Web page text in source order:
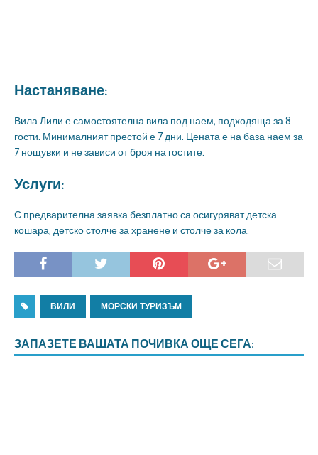
Настаняване:
Вила Лили е самостоятелна вила под наем, подходяща за 8
гости. Минималният престой е 7 дни. Цената е на база наем за
7 нощувки и не зависи от броя на гостите.
Услуги:
С предварителна заявка безплатно са осигуряват детска
кошара, детско столче за хранене и столче за кола.
ВИЛИ МОРСКИ ТУРИЗЪМ
ЗАПАЗЕТЕ ВАШАТА ПОЧИВКА ОЩЕ СЕГА: